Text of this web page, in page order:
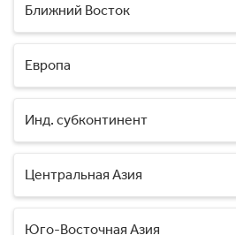
Ближний Восток
Европа
Инд. субконтинент
Центральная Азия
Юго-Восточная Азия